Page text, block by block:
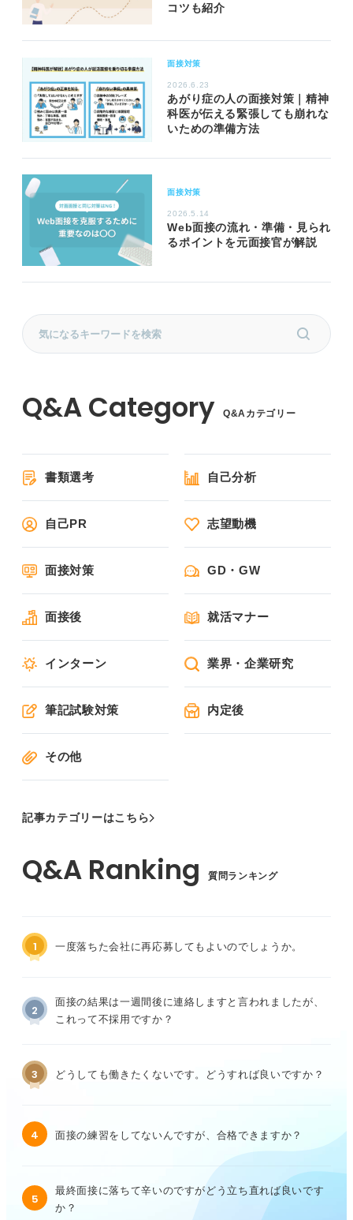
コツも紹介
面接対策
2026.6.23
あがり症の人の面接対策｜精神
科医が伝える緊張しても崩れな
いための準備方法
面接対策
2026.5.14
Web面接の流れ・準備・見られ
るポイントを元面接官が解説
Q&Aカテゴリー
書類選考 自己分析
自己PR 志望動機
面接対策 GD・GW
面接後 就活マナー
インターン 業界・企業研究
筆記試験対策 内定後
その他
記事カテゴリーはこちら
質問ランキング
1 一度落ちた会社に再応募してもよいのでしょうか。
2
面接の結果は一週間後に連絡しますと言われましたが、
これって不採用ですか？
3 どうしても働きたくないです。どうすれば良いですか？
4 面接の練習をしてないんですが、合格できますか？
5
最終面接に落ちて辛いのですがどう立ち直れば良いです
か？